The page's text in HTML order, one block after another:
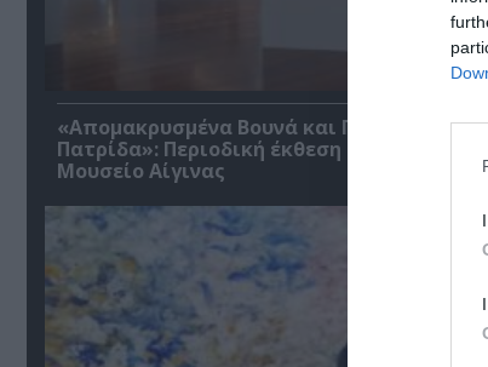
«Απομακρυσμένα Βουνά και Ποτάμια:
Πατρίδα»: Περιοδική έκθεση στο
Μουσείο Αίγινας